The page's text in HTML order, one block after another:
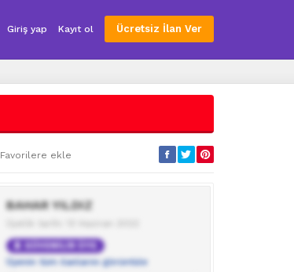
Giriş yap Kayıt ol Ücretsiz İlan Ver
Favorilere ekle
BAHAR YILDIZ
GÜVENİLİR ÜYE
Üyenin tüm ilanlarını görüntüle